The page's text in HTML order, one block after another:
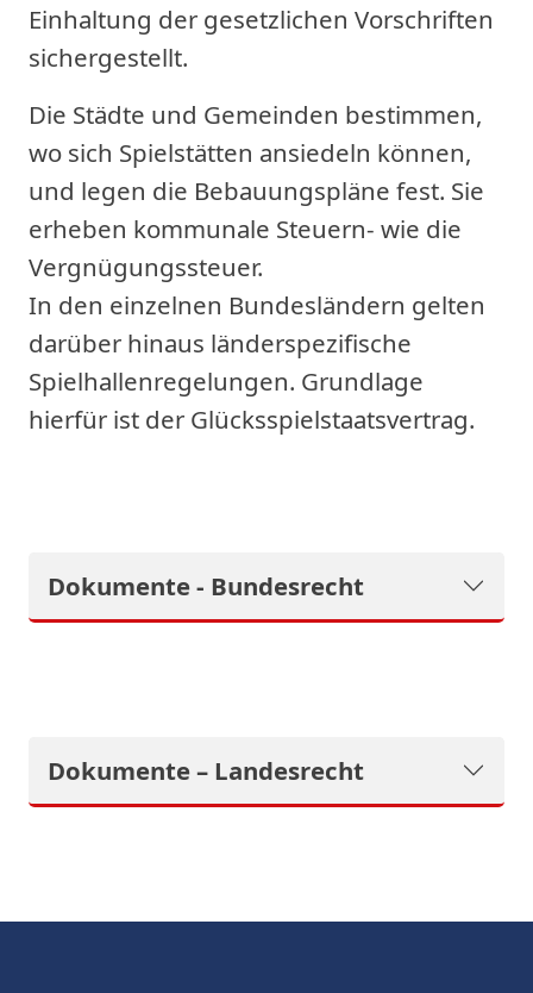
Einhaltung der gesetzlichen Vorschriften
sichergestellt.
Die Städte und Gemeinden bestimmen,
wo sich Spielstätten ansiedeln können,
und legen die Bebauungspläne fest. Sie
erheben kommunale Steuern- wie die
Vergnügungssteuer.
In den einzelnen Bundesländern gelten
darüber hinaus länderspezifische
Spielhallenregelungen. Grundlage
hierfür ist der Glücksspielstaatsvertrag.
Dokumente - Bundesrecht
Dokumente – Landesrecht